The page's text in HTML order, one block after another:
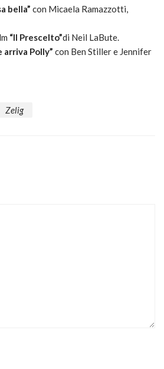
bella” con Micaela Ramazzotti,
“Il Prescelto”di Neil LaBute.
arriva Polly” con Ben Stiller e Jennifer
Zelig